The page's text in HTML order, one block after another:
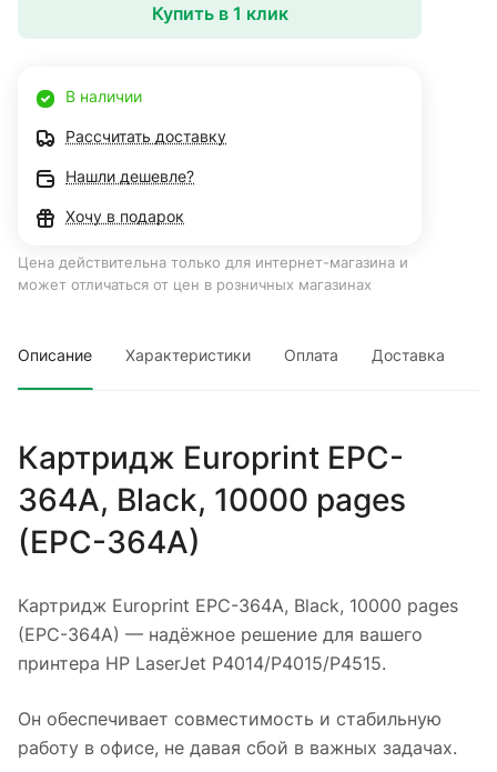
Купить в 1 клик
В наличии
Рассчитать доставку
Нашли дешевле?
Хочу в подарок
Цена действительна только для интернет-магазина и
может отличаться от цен в розничных магазинах
Описание Характеристики Оплата Доставка
Картридж Europrint EPC-
364A, Black, 10000 pages
(EPC-364A)
Картридж Europrint EPC-364A, Black, 10000 pages
(EPC-364A) — надёжное решение для вашего
принтера HP LaserJet P4014/P4015/P4515.
Он обеспечивает совместимость и стабильную
работу в офисе, не давая сбой в важных задачах.